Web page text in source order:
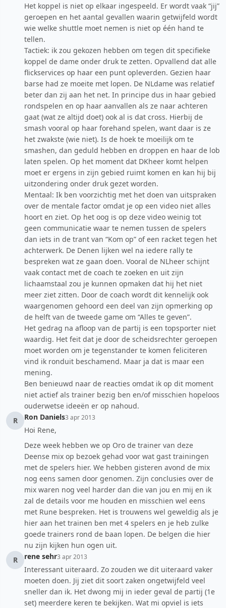
Het koppel is niet op elkaar ingespeeld. Er wordt vaak “jij”
geroepen en het aantal gevallen waarin getwijfeld wordt
wie welke shuttle moet nemen is niet op één hand te
tellen.
Tactiek: ik zou gekozen hebben om tegen dit specifieke
koppel de dame onder druk te zetten. Opvallend dat alle
flickservices op haar een punt opleverden. Gezien haar
barse had ze moeite met lopen. De NLdame was relatief
beter dan zij aan het net. In principe dus in haar gebied
rondspelen en op haar aanvallen als ze naar achteren
gaat (wat ze altijd doet) ook al is dat cross. Hierbij de
smash vooral op haar forehand spelen, want daar is ze
het zwakste (wie niet). Is de hoek te moeilijk om te
smashen, dan geduld hebben en droppen en haar de lob
laten spelen. Op het moment dat DKheer komt helpen
moet er ergens in zijn gebied ruimt komen en kan hij bij
uitzondering onder druk gezet worden.
Mentaal: Ik ben voorzichtig met het doen van uitspraken
over de mentale factor omdat je op een video niet alles
hoort en ziet. Op het oog is op deze video weinig tot
geen communicatie waar te nemen tussen de spelers
dan iets in de trant van “Kom op” of een racket tegen het
achterwerk. De Denen lijken wel na iedere rally te
bespreken wat ze gaan doen. Vooral de NLheer schijnt
vaak contact met de coach te zoeken en uit zijn
lichaamstaal zou je kunnen opmaken dat hij het niet
meer ziet zitten. Door de coach wordt dit kennelijk ook
waargenomen gehoord een deel van zijn opmerking op
de helft van de tweede game om “Alles te geven”.
Het gedrag na afloop van de partij is een topsporter niet
waardig. Het feit dat je door de scheidsrechter geroepen
moet worden om je tegenstander te komen feliciteren
vind ik ronduit beschamend. Maar ja dat is maar een
mening.
Ben benieuwd naar de reacties omdat ik op dit moment
niet actief als trainer bezig ben en/of misschien hopeloos
ouderwetse ideeën er op nahoud.
R
Ron Daniels3 apr 2013
Hoi Rene,
Deze week hebben we op Oro de trainer van deze
Deense mix op bezoek gehad voor wat gast trainingen
met de spelers hier. We hebben gisteren avond de mix
nog eens samen door genomen. Zijn conclusies over de
mix waren nog veel harder dan die van jou en mij en ik
zal de details voor me houden en misschien wel eens
met Rune bespreken. Het is trouwens wel geweldig als je
hier aan het trainen ben met 4 spelers en je heb zulke
goede trainers rond de baan lopen. De belgen die hier
nu zijn kijken hun ogen uit.
R
rene sehr3 apr 2013
Interessant uiteraard. Zo zouden we dit uiteraard vaker
moeten doen. Jij ziet dit soort zaken ongetwijfeld veel
sneller dan ik. Het dwong mij in ieder geval de partij (1e
set) meerdere keren te bekijken. Wat mi opviel is iets